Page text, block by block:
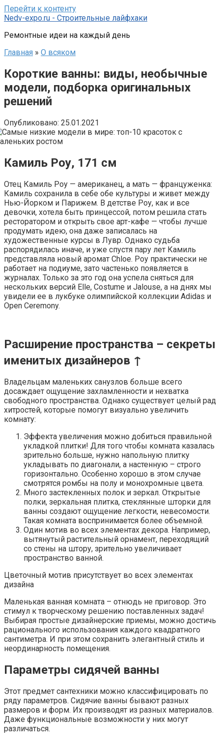
Перейти к контенту
Nedv-expo.ru - Строительные лайфхаки
Ремонтные идеи на каждый день
Главная » О всяком
Короткие ванны: виды, необычные
модели, подборка оригинальных
решений
Опубликовано: 25.01.2021
Камиль Роу, 171 см
Отец Камиль Роу — американец, а мать — француженка:
Камиль сохранила в себе обе культуры и живет между
Нью-Йорком и Парижем. В детстве Роу, как и все
девочки, хотела быть принцессой, потом решила стать
ресторатором и открыть свое арт-кафе — чтобы лучше
продумать идею, она даже записалась на
художественные курсы в Лувр. Однако судьба
распорядилась иначе, и уже спустя пару лет Камиль
представляла новый аромат Chloe. Роу практически не
работает на подиуме, зато частенько появляется в
журналах. Только за это год она успела сняться для
нескольких версий Elle, Costume и Jalouse, а на днях мы
увидели ее в лукбуке олимпийской коллекции Adidas и
Open Ceremony.
Расширение пространства – секреты
именитых дизайнеров ↑
Владельцам маленьких санузлов больше всего
досаждает ощущение захламленности и нехватка
свободного пространства. Однако существует целый рад
хитростей, которые помогут визуально увеличить
комнату:
Эффекта увеличения можно добиться правильной
укладкой плитки! Для того чтобы комната казалась
зрительно больше, нужно напольную плитку
укладывать по диагонали, а настенную – строго
горизонтально. Особенно хорошо в этом случае
смотрятся ромбы на полу и монохромные цвета.
Много застекленных полок и зеркал. Открытые
полки, зеркальная плитка, стеклянные шторки для
ванны создают ощущение легкости, невесомости.
Такая комната воспринимается более объемной.
Один мотив во всех элементах декора. Например,
вытянутый растительный орнамент, переходящий
со стены на штору, зрительно увеличивает
пространство ванной.
Цветочный мотив присутствует во всех элементах
дизайна
Маленькая ванная комната – отнюдь не приговор. Это
стимул к творческому решению поставленных задач!
Выбирая простые дизайнерские приемы, можно достичь
рационального использования каждого квадратного
сантиметра. И при этом сохранить элегантный стиль и
неординарность помещения.
Параметры сидячей ванны
Этот предмет сантехники можно классифицировать по
ряду параметров. Сидячие ванны бывают разных
размеров и форм. Их производят из разных материалов.
Даже функциональные возможности у них могут
различаться.